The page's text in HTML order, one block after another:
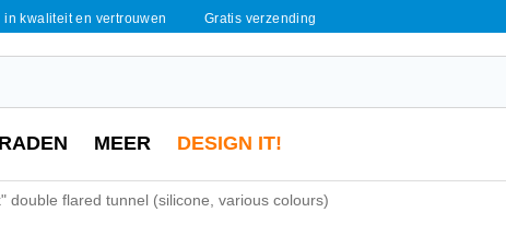
in kwaliteit en vertrouwen Gratis verzending
MEER DESIGN IT!
double flared tunnel (silicone, various colours)